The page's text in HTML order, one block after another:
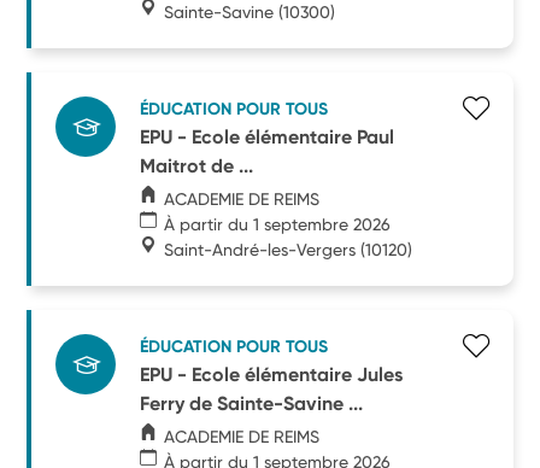
Sainte-Savine (10300)
ÉDUCATION POUR TOUS
EPU - Ecole élémentaire Paul
Maitrot de ...
ACADEMIE DE REIMS
À partir du 1 septembre 2026
Saint-André-les-Vergers (10120)
ÉDUCATION POUR TOUS
EPU - Ecole élémentaire Jules
Ferry de Sainte-Savine ...
ACADEMIE DE REIMS
À partir du 1 septembre 2026